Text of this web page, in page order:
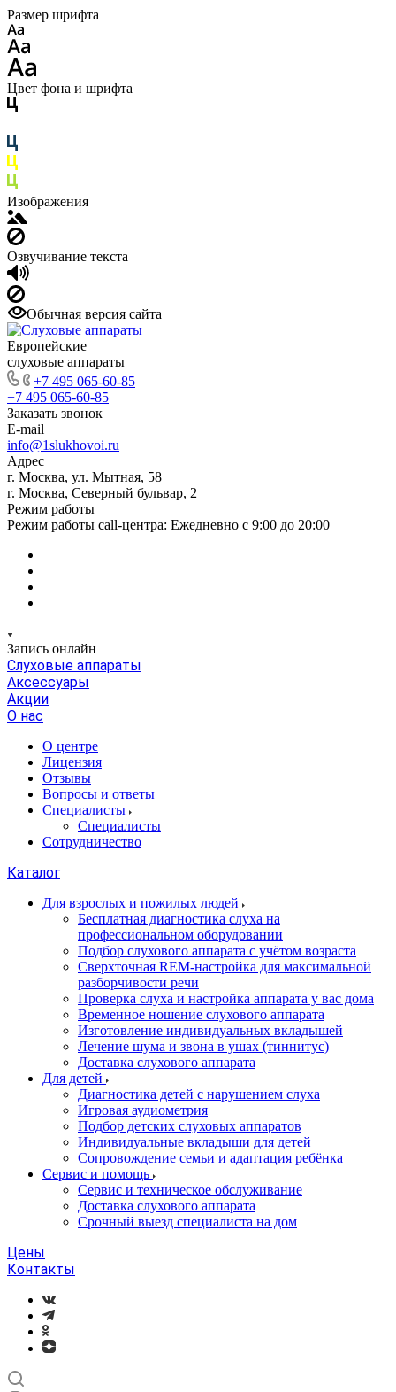
Размер шрифта
Цвет фона и шрифта
Изображения
Озвучивание текста
Обычная версия сайта
Европейские
слуховые аппараты
+7 495 065-60-85
+7 495 065-60-85
Заказать звонок
E-mail
info@1slukhovoi.ru
Адрес
г. Москва, ул. Мытная, 58
г. Москва, Северный бульвар, 2
Режим работы
Режим работы call-центра: Ежедневно с 9:00 до 20:00
Запись онлайн
Слуховые аппараты
Аксессуары
Акции
О нас
О центре
Лицензия
Отзывы
Вопросы и ответы
Специалисты
Специалисты
Сотрудничество
Каталог
Для взрослых и пожилых людей
Бесплатная диагностика слуха на
профессиональном оборудовании
Подбор слухового аппарата с учётом возраста
Сверхточная REM-настройка для максимальной
разборчивости речи
Проверка слуха и настройка аппарата у вас дома
Временное ношение слухового аппарата
Изготовление индивидуальных вкладышей
Лечение шума и звона в ушах (тиннитус)
Доставка слухового аппарата
Для детей
Диагностика детей с нарушением слуха
Игровая аудиометрия
Подбор детских слуховых аппаратов
Индивидуальные вкладыши для детей
Сопровождение семьи и адаптация ребёнка
Сервис и помощь
Сервис и техническое обслуживание
Доставка слухового аппарата
Срочный выезд специалиста на дом
Цены
Контакты